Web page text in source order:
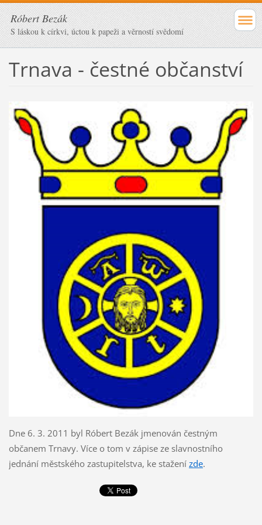
Róbert Bezák
S láskou k církvi, úctou k papeži a věrností svědomí
Trnava - čestné občanství
Dne 6. 3. 2011 byl Róbert Bezák jmenován čestným
občanem Trnavy. Více o tom v zápise ze slavnostního
jednání městského zastupitelstva, ke stažení zde.